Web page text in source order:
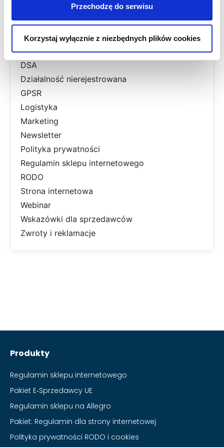
Przechodzę do serwisu
Korzystaj wyłącznie z niezbędnych plików cookies
Aktualności prawne
Allegro
Dostawy
Dropshipping
DSA
Działalność nierejestrowana
GPSR
Logistyka
Marketing
Newsletter
Polityka prywatności
Regulamin sklepu internetowego
RODO
Strona internetowa
Webinar
Wskazówki dla sprzedawców
Zwroty i reklamacje
Produkty
Regulamin sklepu internetowego
Pakiet E‑Sprzedawcy UE
Regulamin sklepu na Allegro
Pakiet: Regulamin dla strony internetowej
Polityka prywatności RODO i cookies